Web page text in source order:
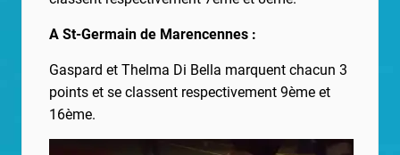
A St-Germain de Marencennes :
Gaspard et Thelma Di Bella marquent chacun 3
points et se classent respectivement 9ème et
16ème.